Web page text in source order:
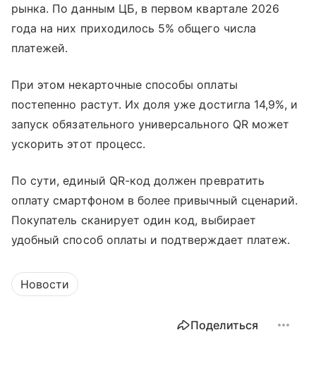
рынка. По данным ЦБ, в первом квартале 2026
года на них приходилось 5% общего числа
платежей.
При этом некарточные способы оплаты
постепенно растут. Их доля уже достигла 14,9%, и
запуск обязательного универсального QR может
ускорить этот процесс.
По сути, единый QR-код должен превратить
оплату смартфоном в более привычный сценарий.
Покупатель сканирует один код, выбирает
удобный способ оплаты и подтверждает платеж.
Новости
Поделиться